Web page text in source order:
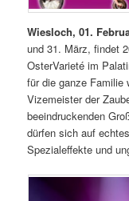
Wiesloch, 01.
und 31. März, findet
OsterVarieté im
für die ganze Familie
Vizemeister der
beeindruckenden
dürfen sich auf
Spezialeffekte und